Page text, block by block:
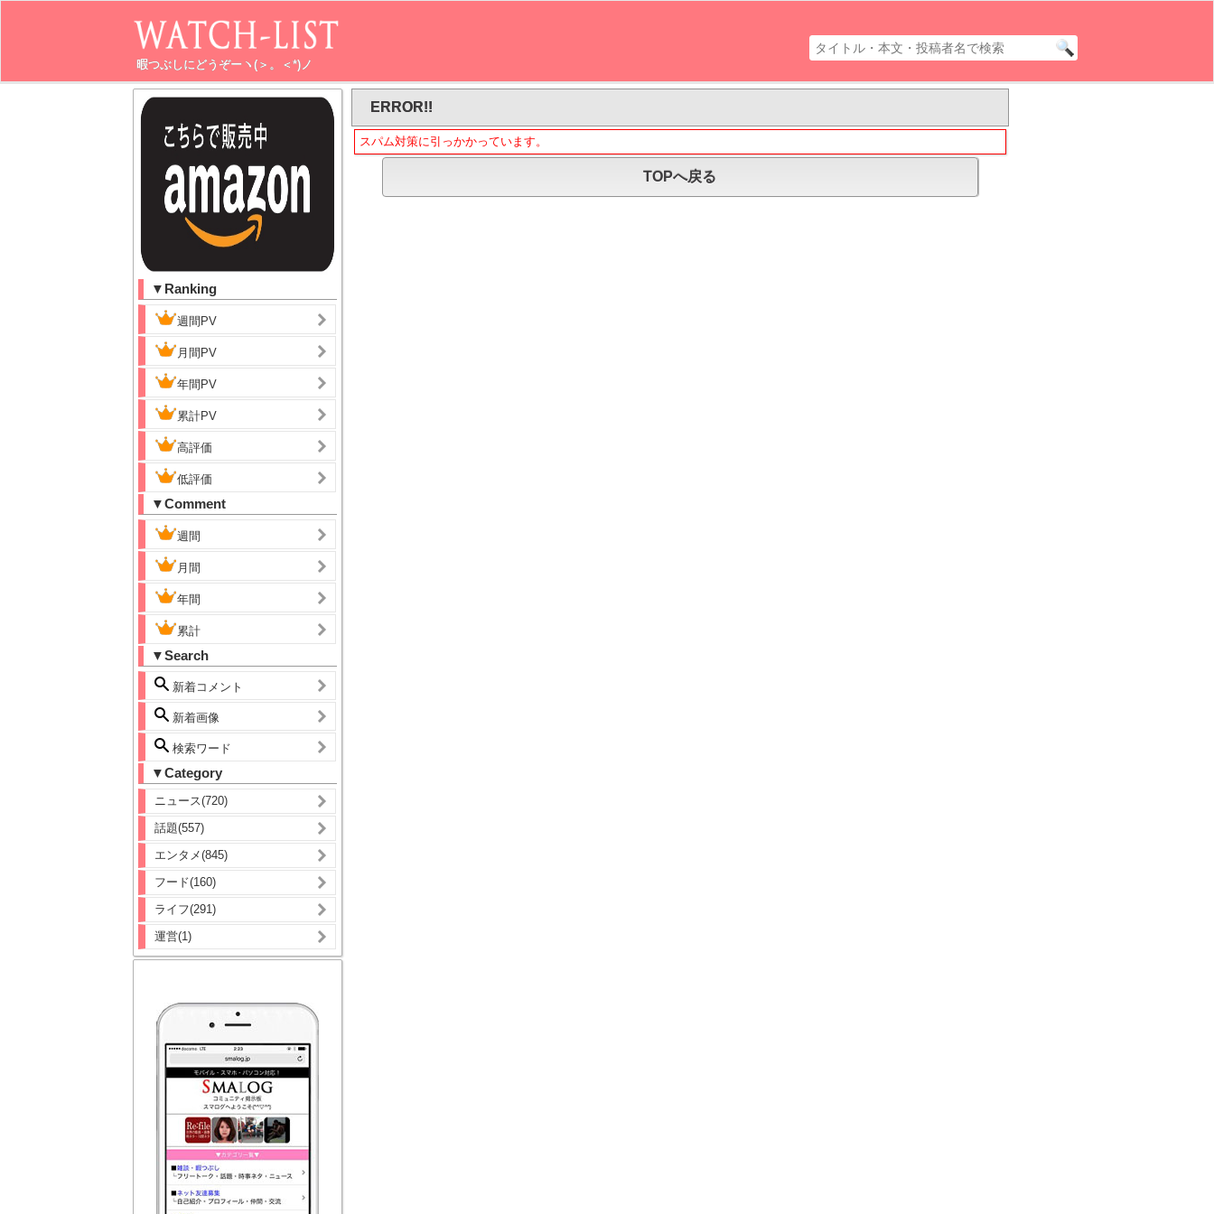
暇つぶしにどうぞーヽ(＞。＜*)ノ
▼Ranking
週間PV
月間PV
年間PV
累計PV
高評価
低評価
▼Comment
週間
月間
年間
累計
▼Search
新着コメント
新着画像
検索ワード
▼Category
ニュース(720)
話題(557)
エンタメ(845)
フード(160)
ライフ(291)
運営(1)
ERROR!!
スパム対策に引っかかっています。
TOPへ戻る